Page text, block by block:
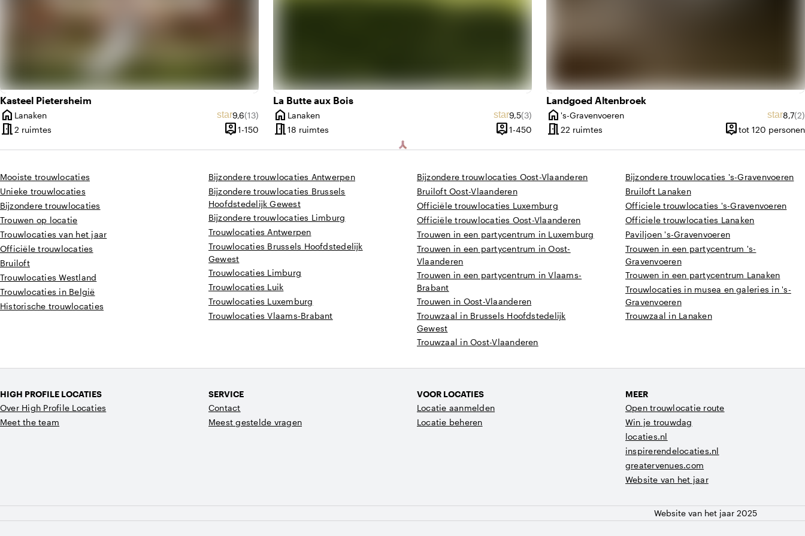
Kasteel Pietersheim
home
Plaats
Lanaken starGemiddelde beoordeling van 9,6 uit 10
9,6Aantal beoordelingen: 13
(13)
meeting_room2 ruimtes person_pin
Capaciteit
1-150 1 tot 150 personen
La Butte aux Bois
home
Plaats
Lanaken starGemiddelde beoordeling van 9,5 uit 10
9,5Aantal beoordelingen: 3
(3)
meeting_room18 ruimtes person_pin
Capaciteit
1-450 1 tot 450 personen
Landgoed Altenbroek
home
Plaats
's-Gravenvoeren star8,7(2)
meeting_room22 ruimtes person_pin
Capaciteit
tot 120 personen
Mooiste trouwlocaties
Unieke trouwlocaties
Bijzondere trouwlocaties
Trouwen op locatie
Trouwlocaties van het jaar
Officiële trouwlocaties
Bruiloft
Trouwlocaties Westland
Trouwlocaties in België
Historische trouwlocaties
Bijzondere trouwlocaties Antwerpen
Bijzondere trouwlocaties Brussels
Hoofdstedelijk Gewest
Bijzondere trouwlocaties Limburg
Trouwlocaties Antwerpen
Trouwlocaties Brussels Hoofdstedelijk
Gewest
Trouwlocaties Limburg
Trouwlocaties Luik
Trouwlocaties Luxemburg
Trouwlocaties Vlaams-Brabant
Bijzondere trouwlocaties Oost-Vlaanderen
Bruiloft Oost-Vlaanderen
Officiële trouwlocaties Luxemburg
Officiële trouwlocaties Oost-Vlaanderen
Trouwen in een partycentrum in Luxemburg
Trouwen in een partycentrum in Oost-
Vlaanderen
Trouwen in een partycentrum in Vlaams-
Brabant
Trouwen in Oost-Vlaanderen
Trouwzaal in Brussels Hoofdstedelijk
Gewest
Trouwzaal in Oost-Vlaanderen
Bijzondere trouwlocaties 's-Gravenvoeren
Bruiloft Lanaken
Officiele trouwlocaties 's-Gravenvoeren
Officiele trouwlocaties Lanaken
Paviljoen 's-Gravenvoeren
Trouwen in een partycentrum 's-
Gravenvoeren
Trouwen in een partycentrum Lanaken
Trouwlocaties in musea en galeries in 's-
Gravenvoeren
Trouwzaal in Lanaken
HIGH PROFILE LOCATIES
Over High Profile Locaties
Meet the team
SERVICE
Contact
Meest gestelde vragen
VOOR LOCATIES
Locatie aanmelden
Locatie beheren
MEER
Open trouwlocatie route
Win je trouwdag
locaties.nl
inspirerendelocaties.nl
greatervenues.com
Website van het jaar
Website van het jaar 2025